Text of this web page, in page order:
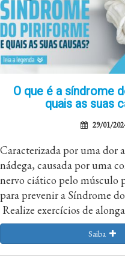
O que é a síndrome
quais as suas
29/01/
Caracterizada por uma dor
nádega, causada por uma
nervo ciático pelo músculo
para prevenir a Síndrome
Realize exercícios de
Saiba